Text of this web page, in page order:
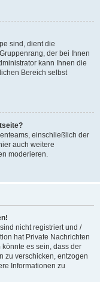
sind, dient die
der bei Ihnen
kann Ihnen die
Bereich selbst
einschließlich der
auch weitere
moderieren.
nicht registriert und /
hat Private Nachrichten
es sein, dass der
zu verschicken, entzogen
Informationen zu